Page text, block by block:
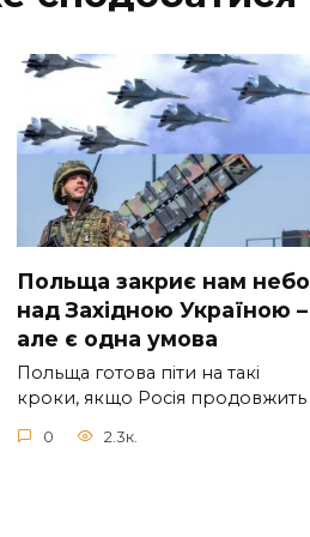
Польща закриє нам небо
над Західною Україною –
але є одна умова
Польща готова піти на такі
кроки, якщо Росія продовжить
0 2.3к.